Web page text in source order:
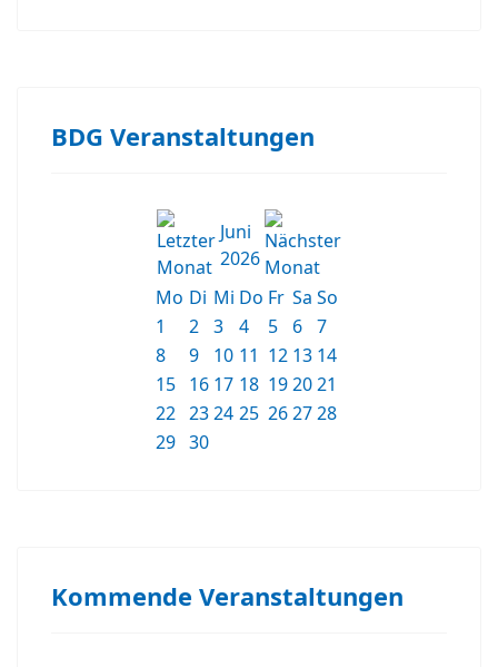
BDG Veranstaltungen
Juni
2026
Mo Di Mi Do Fr Sa So
1
2 3 4 5 6 7
8
9 10 11 12 13 14
15 16 17 18 192021
22 2324 25 262728
29 30
Kommende Veranstaltungen